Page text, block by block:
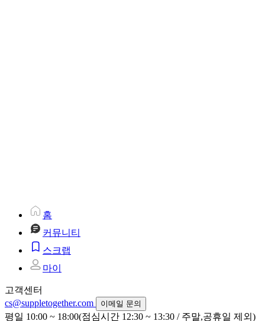
홈
커뮤니티
스크랩
마이
고객센터
cs@suppletogether.com
이메일 문의
평일 10:00 ~ 18:00(점심시간 12:30 ~ 13:30 / 주말,공휴일 제외)